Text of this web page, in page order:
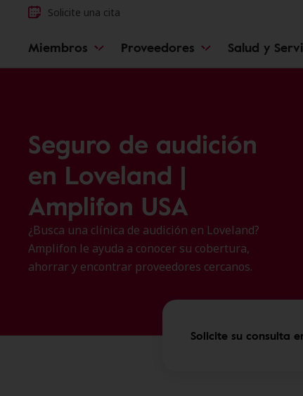
Solicite una cita
Miembros Proveedores Salud y
Seguro de audición
en Loveland |
Amplifon USA
¿Busca una clínica de audición en Loveland?
Amplifon le ayuda a conocer su cobertura,
ahorrar y encontrar proveedores cercanos.
Solicite su consulta